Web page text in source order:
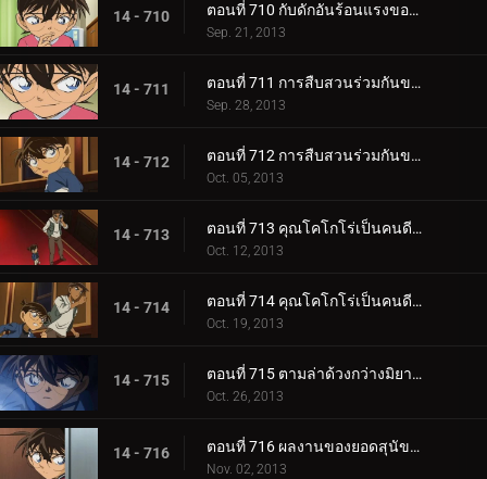
14 - 710 ตอนที่ 710 กับดักอันร้อนแรงของช็อกโกล่า
Sep. 21, 2013
14 - 711 ตอนที่ 711 การสืบสวนร่วมกันของรักครั้งแรก (ตอน 1)
Sep. 28, 2013
14 - 712 ตอนที่ 712 การสืบสวนร่วมกันของรักครั้งแรก (ตอน 2)
Oct. 05, 2013
14 - 713 ตอนที่ 713 คุณโคโกโร่เป็นคนดี (ตอน 1)
Oct. 12, 2013
14 - 714 ตอนที่ 714 คุณโคโกโร่เป็นคนดี (ตอน 2)
Oct. 19, 2013
14 - 715 ตอนที่ 715 ตามล่าด้วงกว่างมิยามะ
Oct. 26, 2013
14 - 716 ตอนที่ 716 ผลงานของยอดสุนัขคูร์ 2
Nov. 02, 2013